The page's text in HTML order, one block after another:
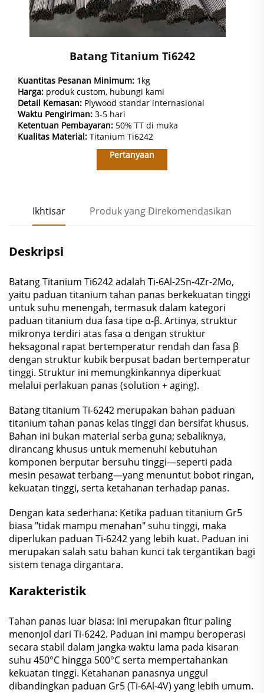
Batang Titanium Ti6242
Kuantitas Pesanan Minimum: 1kg
Harga: produk custom, hubungi kami
Detail Kemasan: Plywood standar internasional
Waktu Pengiriman: 3-5 hari
Ketentuan Pembayaran: 50% TT di muka
Kualitas Material: Titanium Ti6242
Pertanyaan
Ikhtisar Produk yang Direkomendasikan
Deskripsi
Batang Titanium Ti6242 adalah Ti-6Al-2Sn-4Zr-2Mo,
yaitu paduan titanium tahan panas berkekuatan tinggi
untuk suhu menengah, termasuk dalam kategori
paduan titanium dua fasa tipe α-β. Artinya, struktur
mikronya terdiri atas fasa α dengan struktur
heksagonal rapat bertemperatur rendah dan fasa β
dengan struktur kubik berpusat badan bertemperatur
tinggi. Struktur ini memungkinkannya diperkuat
melalui perlakuan panas (solution + aging).
Batang titanium Ti-6242 merupakan bahan paduan
titanium tahan panas kelas tinggi dan bersifat khusus.
Bahan ini bukan material serba guna; sebaliknya,
dirancang khusus untuk memenuhi kebutuhan
komponen berputar bersuhu tinggi—seperti pada
mesin pesawat terbang—yang menuntut bobot ringan,
kekuatan tinggi, serta ketahanan terhadap panas.
Dengan kata sederhana: Ketika paduan titanium Gr5
biasa "tidak mampu menahan" suhu tinggi, maka
diperlukan paduan Ti-6242 yang lebih kuat. Paduan ini
merupakan salah satu bahan kunci tak tergantikan bagi
sistem tenaga dirgantara.
Karakteristik
Tahan panas luar biasa: Ini merupakan fitur paling
menonjol dari Ti-6242. Paduan ini mampu beroperasi
secara stabil dalam jangka waktu lama pada kisaran
suhu 450°C hingga 500°C serta mempertahankan
kekuatan tinggi. Ketahanan panasnya unggul
dibandingkan paduan Gr5 (Ti-6Al-4V) yang lebih umum.